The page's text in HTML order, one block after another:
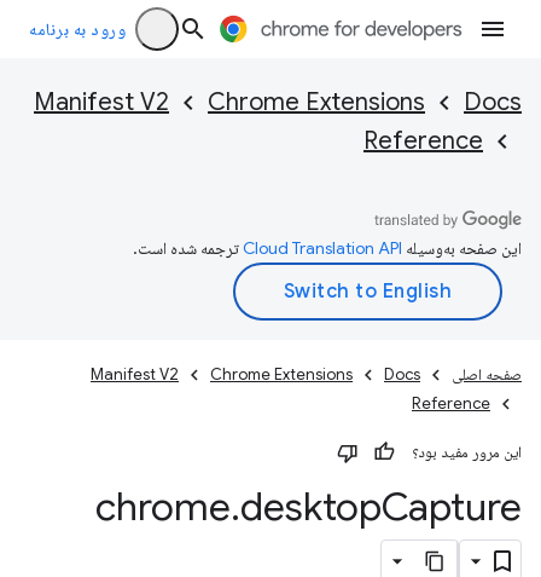
ورود به برنامه
Docs
Chrome Extensions
Manifest V2
Reference
این صفحه به‌وسیله ترجمه شده است.
صفحه اصلی Docs
Chrome Extensions
Manifest V2
Reference
این مرور مفید بود؟
chrome.desktopCapture